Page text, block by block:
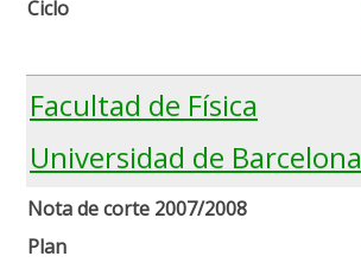
Ciclo
Facultad de Física
Universidad de Barcelona
Nota de corte 2007/2008
Plan